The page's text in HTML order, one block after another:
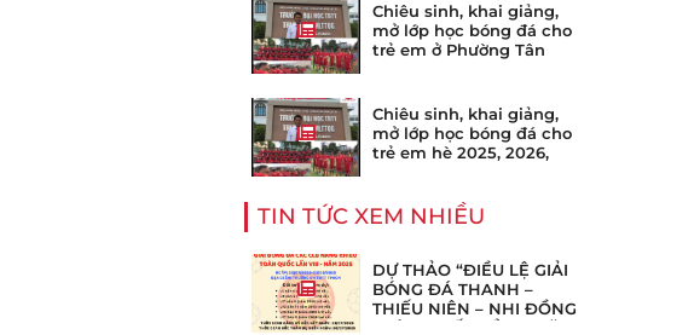
Chiêu sinh, khai giảng,
mở lớp học bóng đá cho
trẻ em ở Phường Tân
quận 7,4,6,8 Thành Phố
Hồ Chí Minh TpHCM
Chiêu sinh, khai giảng,
mở lớp học bóng đá cho
trẻ em hè 2025, 2026,
TIN TỨC XEM NHIỀU
DỰ THẢO “ĐIỀU LỆ GIẢI
BÓNG ĐÁ THANH –
THIẾU NIÊN – NHI ĐỒNG